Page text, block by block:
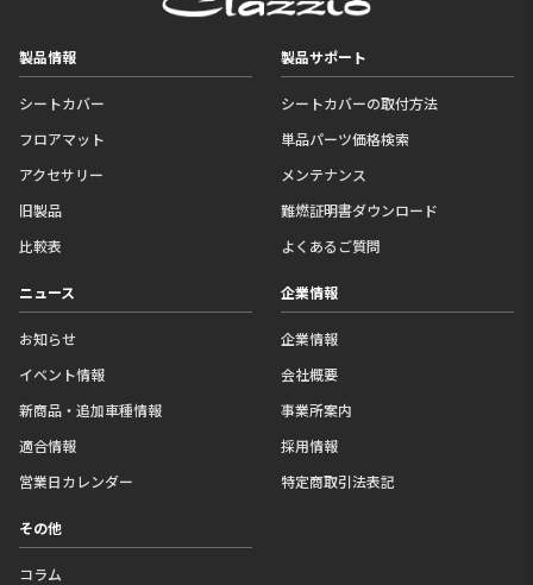
フロアマット
シートカバーの取付方法
単品パーツ価格検索
ニュース
お知らせ
イベント情報
企業情報
企業情報
会社概要
その他
コラム
ギャラリー